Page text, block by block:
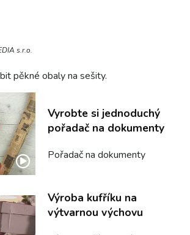
s.r.o.
pěkné obaly na sešity.
Vyrobte si jednoduchý
pořadač na dokumenty
Pořadač na dokumenty
Výroba kufříku na
výtvarnou výchovu